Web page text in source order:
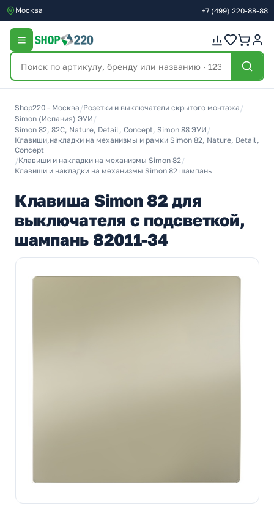
Москва +7 (499) 220-88-88
Shop220 - Москва /Розетки и выключатели скрытого монтажа /
Simon (Испания) ЭУИ /
Simon 82, 82С, Nature, Detail, Concept, Simon 88 ЭУИ /
Клавиши,накладки на механизмы и рамки Simon 82, Nature, Detail,
Concept
/Клавиши и накладки на механизмы Simon 82/
Клавиши и накладки на механизмы Simon 82 шампань
Клавиша Simon 82 для
выключателя с подсветкой,
шампань 82011-34